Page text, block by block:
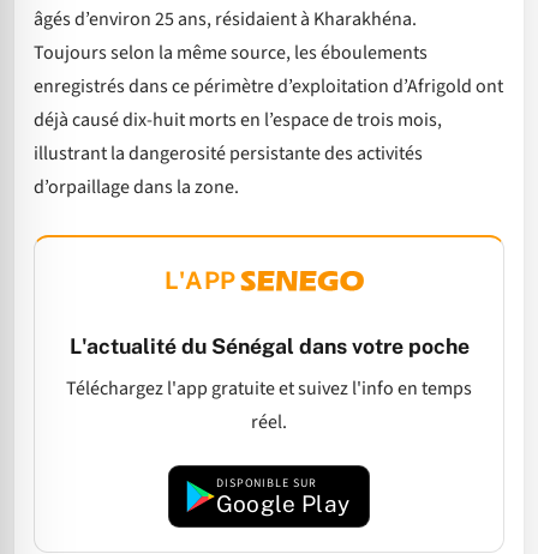
âgés d’environ 25 ans, résidaient à Kharakhéna.
Toujours selon la même source, les éboulements
enregistrés dans ce périmètre d’exploitation d’Afrigold ont
déjà causé dix-huit morts en l’espace de trois mois,
illustrant la dangerosité persistante des activités
d’orpaillage dans la zone.
L'APP
L'actualité du Sénégal dans votre poche
Téléchargez l'app gratuite et suivez l'info en temps
réel.
DISPONIBLE SUR
Google Play